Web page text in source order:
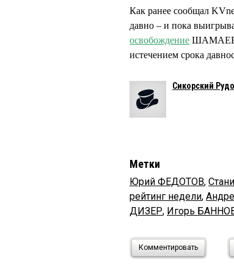
Как ранее сообщал
давно – и пока
освобождение ШАМАЕВА
истечением срока
Сикорский
Метки
Юрий ФЕДОТОВ,
рейтинг недели,
ДИЗЕР, Игорь
Комментировать